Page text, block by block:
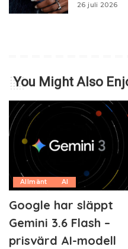
26 juli 2026
You Might Also
Allmänt AI
Google har släppt
Gemini 3.6 Flash –
prisvärd AI-modell